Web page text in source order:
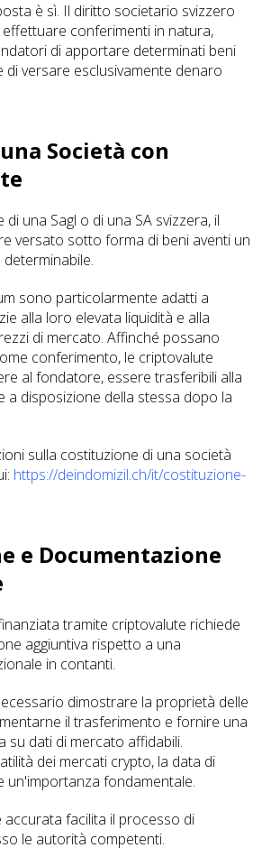
è sì. Il diritto societario svizzero
conferimenti in natura,
di apportare determinati beni
di versare esclusivamente denaro
Società con
una Sagl o di una SA svizzera, il
versato sotto forma di beni aventi un
sono particolarmente adatti a
alla loro elevata liquidità e alla
di mercato. Affinché possano
conferimento, le criptovalute
al fondatore, essere trasferibili alla
a disposizione della stessa dopo la
sulla costituzione di una società
https://deindomizil.ch/it/costituzione-
e Documentazione
tramite criptovalute richiede
aggiuntiva rispetto a una
in contanti.
dimostrare la proprietà delle
il trasferimento e fornire una
su dati di mercato affidabili.
dei mercati crypto, la data di
un'importanza fondamentale.
facilita il processo di
le autorità competenti.